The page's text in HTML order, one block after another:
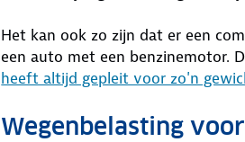
Het kan ook zo zijn dat er een
een auto met een benzinemotor.
heeft altijd gepleit voor zo'n
Wegenbelasting